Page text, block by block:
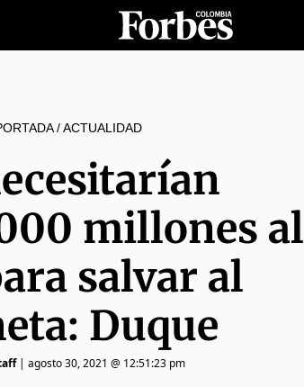
/ACTUALIDAD
millones al
salvar al
Duque
| agosto 30, 2021 @ 12:51:23 pm